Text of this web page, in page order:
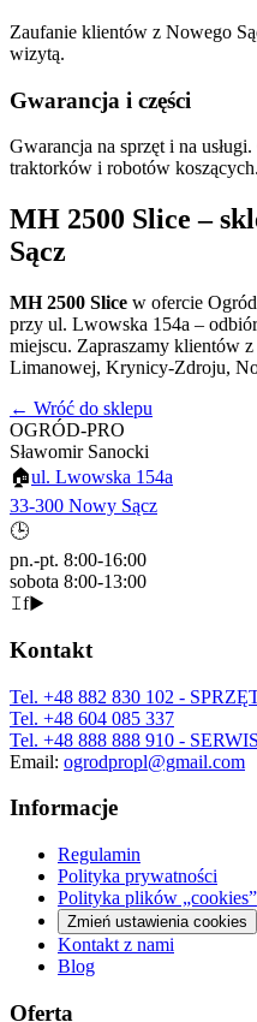
Zaufanie klientów z Nowego
wizytą.
Gwarancja i części
Gwarancja na sprzęt i na
traktorków i robotów koszących.
MH 2500 Slice –
Sącz
MH 2500 Slice w ofercie
przy ul. Lwowska 154a –
miejscu. Zapraszamy klientów
Limanowej, Krynicy-Zdroju,
← Wróć do sklepu
OGRÓD-PRO
Sławomir Sanocki
🏠ul. Lwowska 154a
33-300 Nowy Sącz
🕒
pn.-pt. 8:00-16:00
sobota 8:00-13:00
𝙸f▶
Kontakt
Tel. +48 882 830 102 -
Tel. +48 604 085 337
Tel. +48 888 888 910 - SERWIS
Email: ogrodpropl@gmail.com
Informacje
Regulamin
Polityka prywatności
Polityka plików „cookies”
Zmień ustawienia cookies
Kontakt z nami
Blog
Oferta